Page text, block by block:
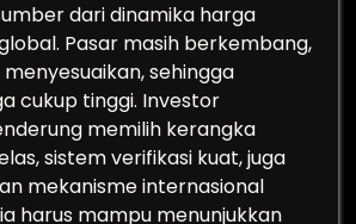
dari dinamika harga
Pasar masih berkembang,
sehingga
cukup tinggi. Investor
memilih kerangka
sistem verifikasi kuat, juga
mekanisme internasional
harus mampu menunjukkan